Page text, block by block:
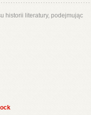
historii literatury, podejmując